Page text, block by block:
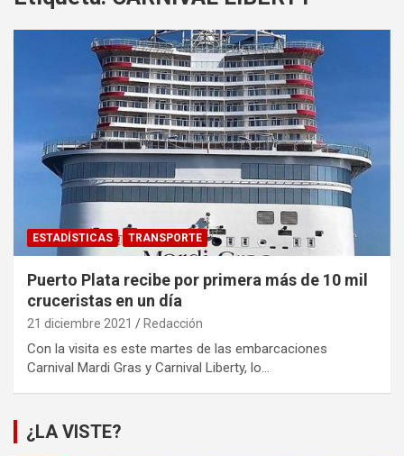
ESTADÍSTICAS TRANSPORTE
Puerto Plata recibe por primera más de 10 mil
cruceristas en un día
21 diciembre 2021 Redacción
Con la visita es este martes de las embarcaciones
Carnival Mardi Gras y Carnival Liberty, lo…
¿LA VISTE?